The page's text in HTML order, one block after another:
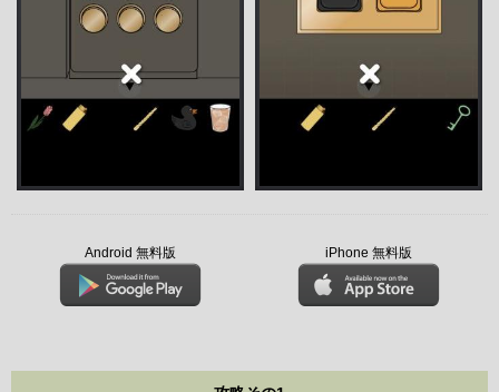
Android 無料版 iPhone 無料版